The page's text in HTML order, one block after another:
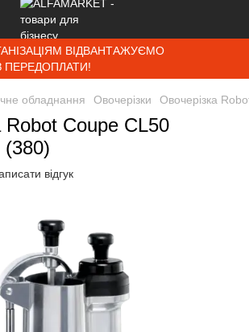
ВІДВАНТАЖУЄМО
ПЕРЕДОПЛАТИ!
обладнання Овочерізки Овочерізка
Robot Coupe CL50
відгук